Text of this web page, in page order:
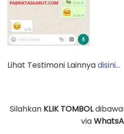
Lihat Testimoni Lainnyadisini…
Silahkan KLIK TOMBOL
via